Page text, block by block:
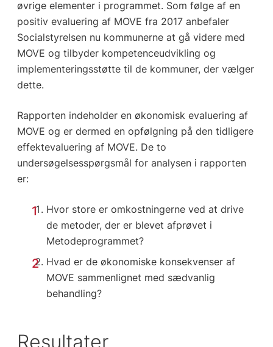
øvrige elementer i programmet. Som følge af en
positiv evaluering af MOVE fra 2017 anbefaler
Socialstyrelsen nu kommunerne at gå videre med
MOVE og tilbyder kompetenceudvikling og
implementeringsstøtte til de kommuner, der vælger
dette.
Rapporten indeholder en økonomisk evaluering af
MOVE og er dermed en opfølgning på den tidligere
effektevaluering af MOVE. De to
undersøgelsesspørgsmål for analysen i rapporten
er:
Hvor store er omkostningerne ved at drive
de metoder, der er blevet afprøvet i
Metodeprogrammet?
Hvad er de økonomiske konsekvenser af
MOVE sammenlignet med sædvanlig
behandling?
Resultater